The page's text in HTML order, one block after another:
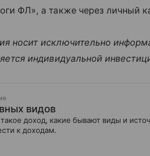
ФЛ», а также через личный
носит исключительно
индивидуальной
видов
доход, какие бывают виды и
к доходам.